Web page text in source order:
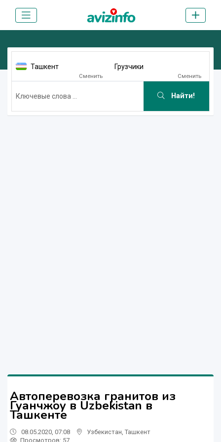
Ташкент
Сменить
Грузчики
Сменить
Найти!
Автоперевозка гранитов из
Гуанчжоу в Uzbekistan в
Ташкенте
08.05.2020, 07:08 Узбекистан Ташкент
Просмотров: 57